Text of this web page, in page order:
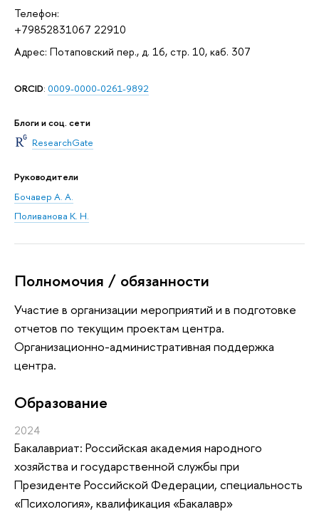
Телефон:
+79852831067 22910
Адрес: Потаповский пер., д. 16, стр. 10, каб. 307
ORCID: 0009-0000-0261-9892
Блоги и соц. сети
ResearchGate
Руководители
Бочавер А. А.
Поливанова К. Н.
Полномочия / обязанности
Участие в организации мероприятий и в подготовке
отчетов по текущим проектам центра.
Организационно-административная поддержка
центра.
Oбразование
2024
Бакалавриат: Российская академия народного
хозяйства и государственной службы при
Президенте Российской Федерации, специальность
«Психология», квалификация «Бакалавр»